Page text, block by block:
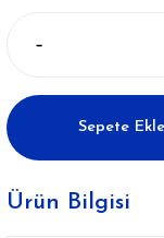
Sepete Ekle
Ürün Bilgisi